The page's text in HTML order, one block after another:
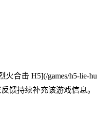
合击 H5](/games/h5-lie-
馈持续补充该游戏信息。